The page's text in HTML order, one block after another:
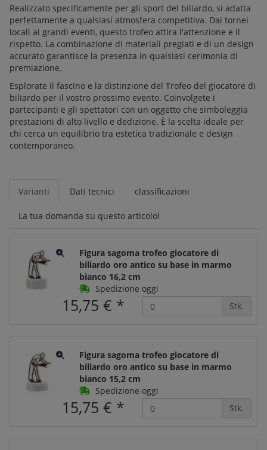
Realizzato specificamente per gli sport del biliardo, si adatta
perfettamente a qualsiasi atmosfera competitiva. Dai tornei
locali ai grandi eventi, questo trofeo attira l'attenzione e il
rispetto. La combinazione di materiali pregiati e di un design
accurato garantisce la presenza in qualsiasi cerimonia di
premiazione.
Esplorate il fascino e la distinzione del Trofeo del giocatore di
biliardo per il vostro prossimo evento. Coinvolgete i
partecipanti e gli spettatori con un oggetto che simboleggia
prestazioni di alto livello e dedizione. È la scelta ideale per
chi cerca un equilibrio tra estetica tradizionale e design
contemporaneo.
Varianti Dati tecnici classificazioni
La tua domanda su questo articolol
Figura sagoma trofeo giocatore di
biliardo oro antico su base in marmo
bianco 16,2 cm
Spedizione oggi
15,75 € * Stk.
Figura sagoma trofeo giocatore di
biliardo oro antico su base in marmo
bianco 15,2 cm
Spedizione oggi
15,75 € * Stk.